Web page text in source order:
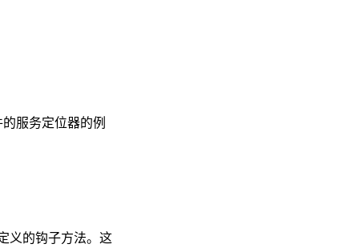
服务定位器的例
义的钩子方法。这